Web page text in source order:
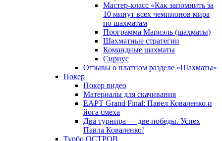
Мастер-класс «Как запомнить за
10 минут всех чемпионов мира
по шахматам
Программа Мариэль (шахматы)
Шахматные стратегии
Командные шахматы
Сириус
Отзывы о платном разделе «Шахматы»
Покер
Покер видео
Материалы для скачивания
EAPT Grand Final: Павел Коваленко и
йога смеха
Два турнира — две победы. Успех
Павла Коваленко!
Турбо ОСТРОВ